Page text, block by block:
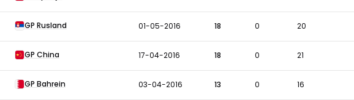
GP Rusland 01-05-2016 18 0 20
GP China 17-04-2016 18 0 21
GP Bahrein 03-04-2016 13 0 16